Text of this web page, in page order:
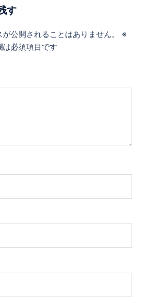
す
公開されることはありません。
※
は必須項目です